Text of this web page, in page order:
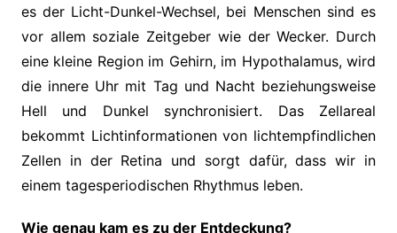
es der Licht-Dunkel-Wechsel, bei Menschen sind es
vor allem soziale Zeitgeber wie der Wecker. Durch
eine kleine Region im Gehirn, im Hypothalamus, wird
die innere Uhr mit Tag und Nacht beziehungsweise
Hell und Dunkel synchronisiert. Das Zellareal
bekommt Lichtinformationen von lichtempfindlichen
Zellen in der Retina und sorgt dafür, dass wir in
einem tagesperiodischen Rhythmus leben.
Wie genau kam es zu der Entdeckung?